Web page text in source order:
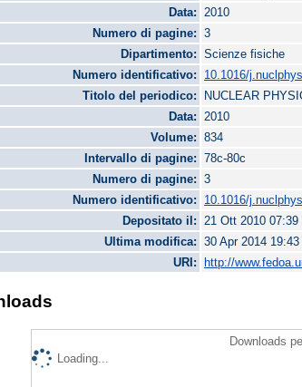
Data:
2010
Numero di pagine:
3
Dipartimento:
Scienze fisiche
Numero identificativo:
10.1016/
Titolo del periodico:
NUCLEAR
Data:
2010
Volume:
834
Intervallo di pagine:
78c-80c
Numero di pagine:
3
Numero identificativo:
10.1016/
Depositato il:
21 Ott 2010 07:39
Ultima modifica:
30 Apr 2014 19:43
URI:
http://
Downloads
Loading...